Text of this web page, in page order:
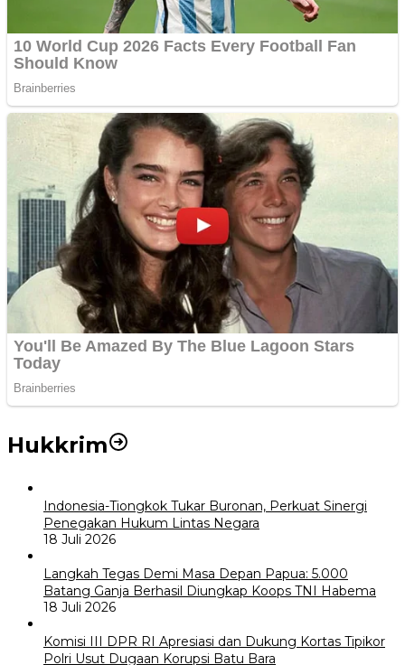
Hukkrim
Indonesia-Tiongkok Tukar Buronan, Perkuat Sinergi
Penegakan Hukum Lintas Negara
18 Juli 2026
Langkah Tegas Demi Masa Depan Papua: 5.000
Batang Ganja Berhasil Diungkap Koops TNI Habema
18 Juli 2026
Komisi III DPR RI Apresiasi dan Dukung Kortas Tipikor
Polri Usut Dugaan Korupsi Batu Bara